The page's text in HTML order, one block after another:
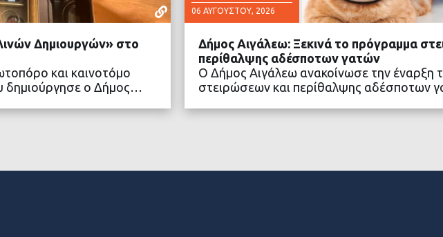
Δημιουργών» στο
και καινοτόμο
δημιούργησε ο Δήμος…
06 ΑΥΓΟΎΣΤΟΥ, 2026
ΔΙΑΒΑΣΤΕ
Δήμος Αιγάλεω: Ξεκινά το πρόγραμμα
περίθαλψης αδέσποτων γατών
Ο Δήμος Αιγάλεω ανακοίνωσε την έναρξη
στειρώσεων και περίθαλψης αδέσποτων